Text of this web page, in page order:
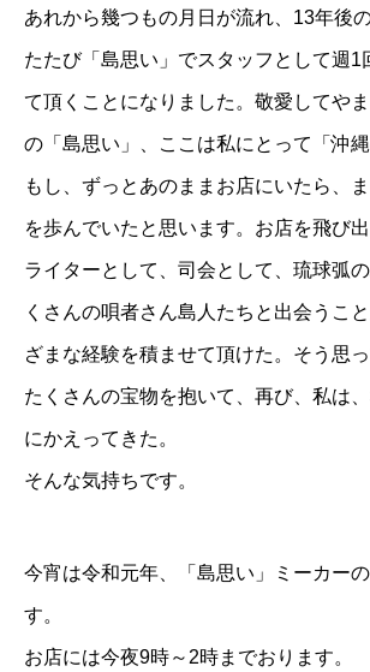
あれから幾つもの月日が流れ、13年後
たたび「島思い」でスタッフとして週1
て頂くことになりました。敬愛してや
の「島思い」、ここは私にとって「沖縄
もし、ずっとあのままお店にいたら、
を歩んでいたと思います。お店を飛び出
ライターとして、司会として、琉球弧
くさんの唄者さん島人たちと出会うこ
ざまな経験を積ませて頂けた。そう思っ
たくさんの宝物を抱いて、再び、私は
にかえってきた。
そんな気持ちです。
今宵は令和元年、「島思い」ミーカー
す。
お店には今夜9時～2時までおります。